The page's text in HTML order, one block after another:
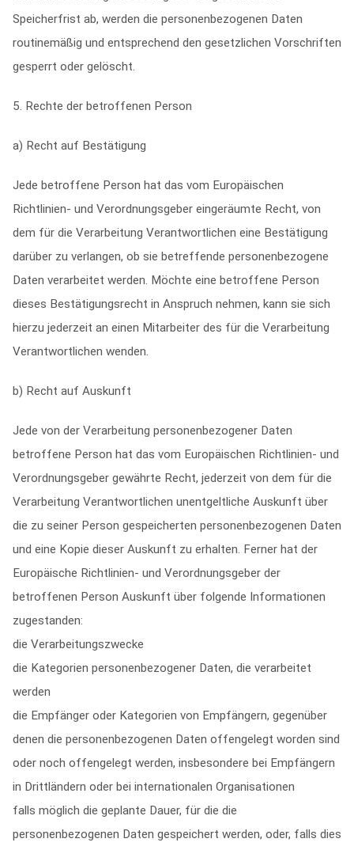
Speicherfrist ab, werden die personenbezogenen Daten
routinemäßig und entsprechend den gesetzlichen Vorschriften
gesperrt oder gelöscht.
5. Rechte der betroffenen Person
a) Recht auf Bestätigung
Jede betroffene Person hat das vom Europäischen
Richtlinien- und Verordnungsgeber eingeräumte Recht, von
dem für die Verarbeitung Verantwortlichen eine Bestätigung
darüber zu verlangen, ob sie betreffende personenbezogene
Daten verarbeitet werden. Möchte eine betroffene Person
dieses Bestätigungsrecht in Anspruch nehmen, kann sie sich
hierzu jederzeit an einen Mitarbeiter des für die Verarbeitung
Verantwortlichen wenden.
b) Recht auf Auskunft
Jede von der Verarbeitung personenbezogener Daten
betroffene Person hat das vom Europäischen Richtlinien- und
Verordnungsgeber gewährte Recht, jederzeit von dem für die
Verarbeitung Verantwortlichen unentgeltliche Auskunft über
die zu seiner Person gespeicherten personenbezogenen Daten
und eine Kopie dieser Auskunft zu erhalten. Ferner hat der
Europäische Richtlinien- und Verordnungsgeber der
betroffenen Person Auskunft über folgende Informationen
zugestanden:
die Verarbeitungszwecke
die Kategorien personenbezogener Daten, die verarbeitet
werden
die Empfänger oder Kategorien von Empfängern, gegenüber
denen die personenbezogenen Daten offengelegt worden sind
oder noch offengelegt werden, insbesondere bei Empfängern
in Drittländern oder bei internationalen Organisationen
falls möglich die geplante Dauer, für die die
personenbezogenen Daten gespeichert werden, oder, falls dies